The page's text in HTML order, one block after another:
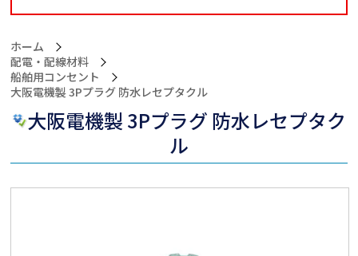
ホーム
配電・配線材料
船舶用コンセント
>大阪電機製 3Pプラグ 防水レセプタクル
大阪電機製 3Pプラグ 防水レセプタク
ル